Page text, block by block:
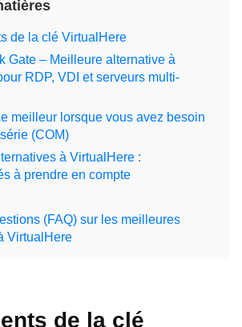
de la clé VirtualHere
Gate – Meilleure alternative à
RDP, VDI et serveurs multi-
meilleur lorsque vous avez besoin
(COM)
à VirtualHere :
à prendre en compte
(FAQ) sur les meilleures
VirtualHere
de la clé